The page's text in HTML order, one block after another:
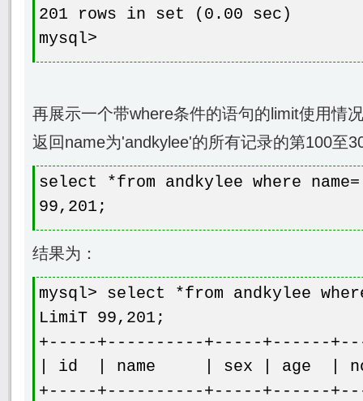
201 rows in set (0.00 sec)
mysql>
再展示一个带where条件的语句的limit使用情
返回name为'andkylee'的所有记录的第100至
select *from andkylee where
99,201;
结果为：
mysql> select *from andkylee
LimiT 99,201;
+-----+----------+-----+------
| id | name | sex |
+-----+----------+-----+------